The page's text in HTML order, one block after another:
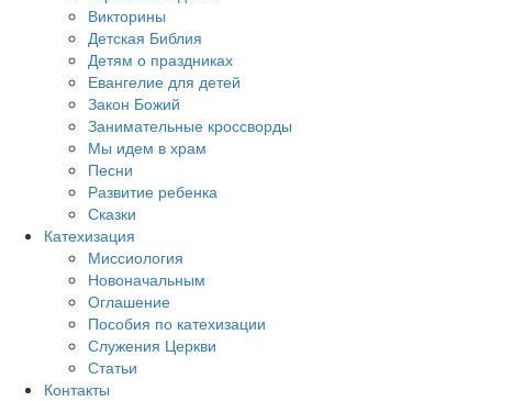
Викторины
Детская Библия
Детям о праздниках
Евангелие для детей
Закон Божий
Занимательные кроссворды
Мы идем в храм
Песни
Развитие ребенка
Сказки
Катехизация
Миссиология
Новоначальным
Оглашение
Пособия по катехизации
Служения Церкви
Статьи
Контакты